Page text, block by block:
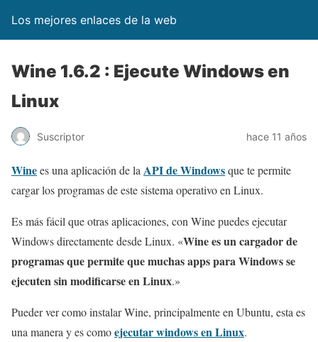
Los mejores enlaces de la web
Wine 1.6.2 : Ejecute Windows en
Linux
Suscriptor hace 11 años
Winees una aplicación de la API de Windowsque te permite
cargar los programas de este sistema operativo en Linux.
Es más fácil que otras aplicaciones, con Wine puedes ejecutar
Windows directamente desde Linux. «Wine es un cargador de
programas que permite que muchas apps para Windows se
ejecuten sin modificarse en Linux.»
Pueder ver como instalar Wine, principalmente en Ubuntu, esta es
una manera y es comoejecutar windows en Linux.